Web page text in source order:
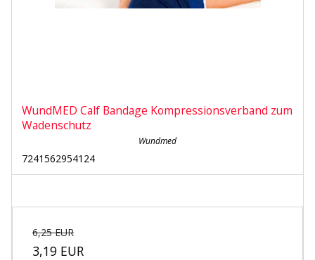
WundMED Calf Bandage Kompressionsverband zum
Wadenschutz
Wundmed
7241562954124
6,25 EUR
3,19 EUR